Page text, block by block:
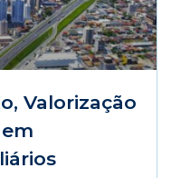
Valorização